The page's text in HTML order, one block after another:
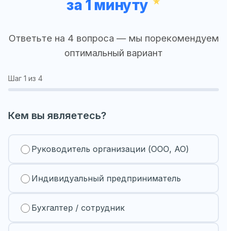
за 1 минуту
Ответьте на 4 вопроса — мы порекомендуем
оптимальный вариант
Шаг 1 из 4
Кем вы являетесь?
Руководитель организации (ООО, АО)
Индивидуальный предприниматель
Бухгалтер / сотрудник